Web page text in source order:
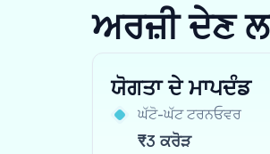
ਅਰਜ਼ੀ ਦੇਣ
ਯੋਗਤਾ ਦੇ ਮਾਪਦੰਡ
ਘੱਟੋ-ਘੱਟ ਟਰਨਓਵਰ
₹3 ਕਰੋੜ